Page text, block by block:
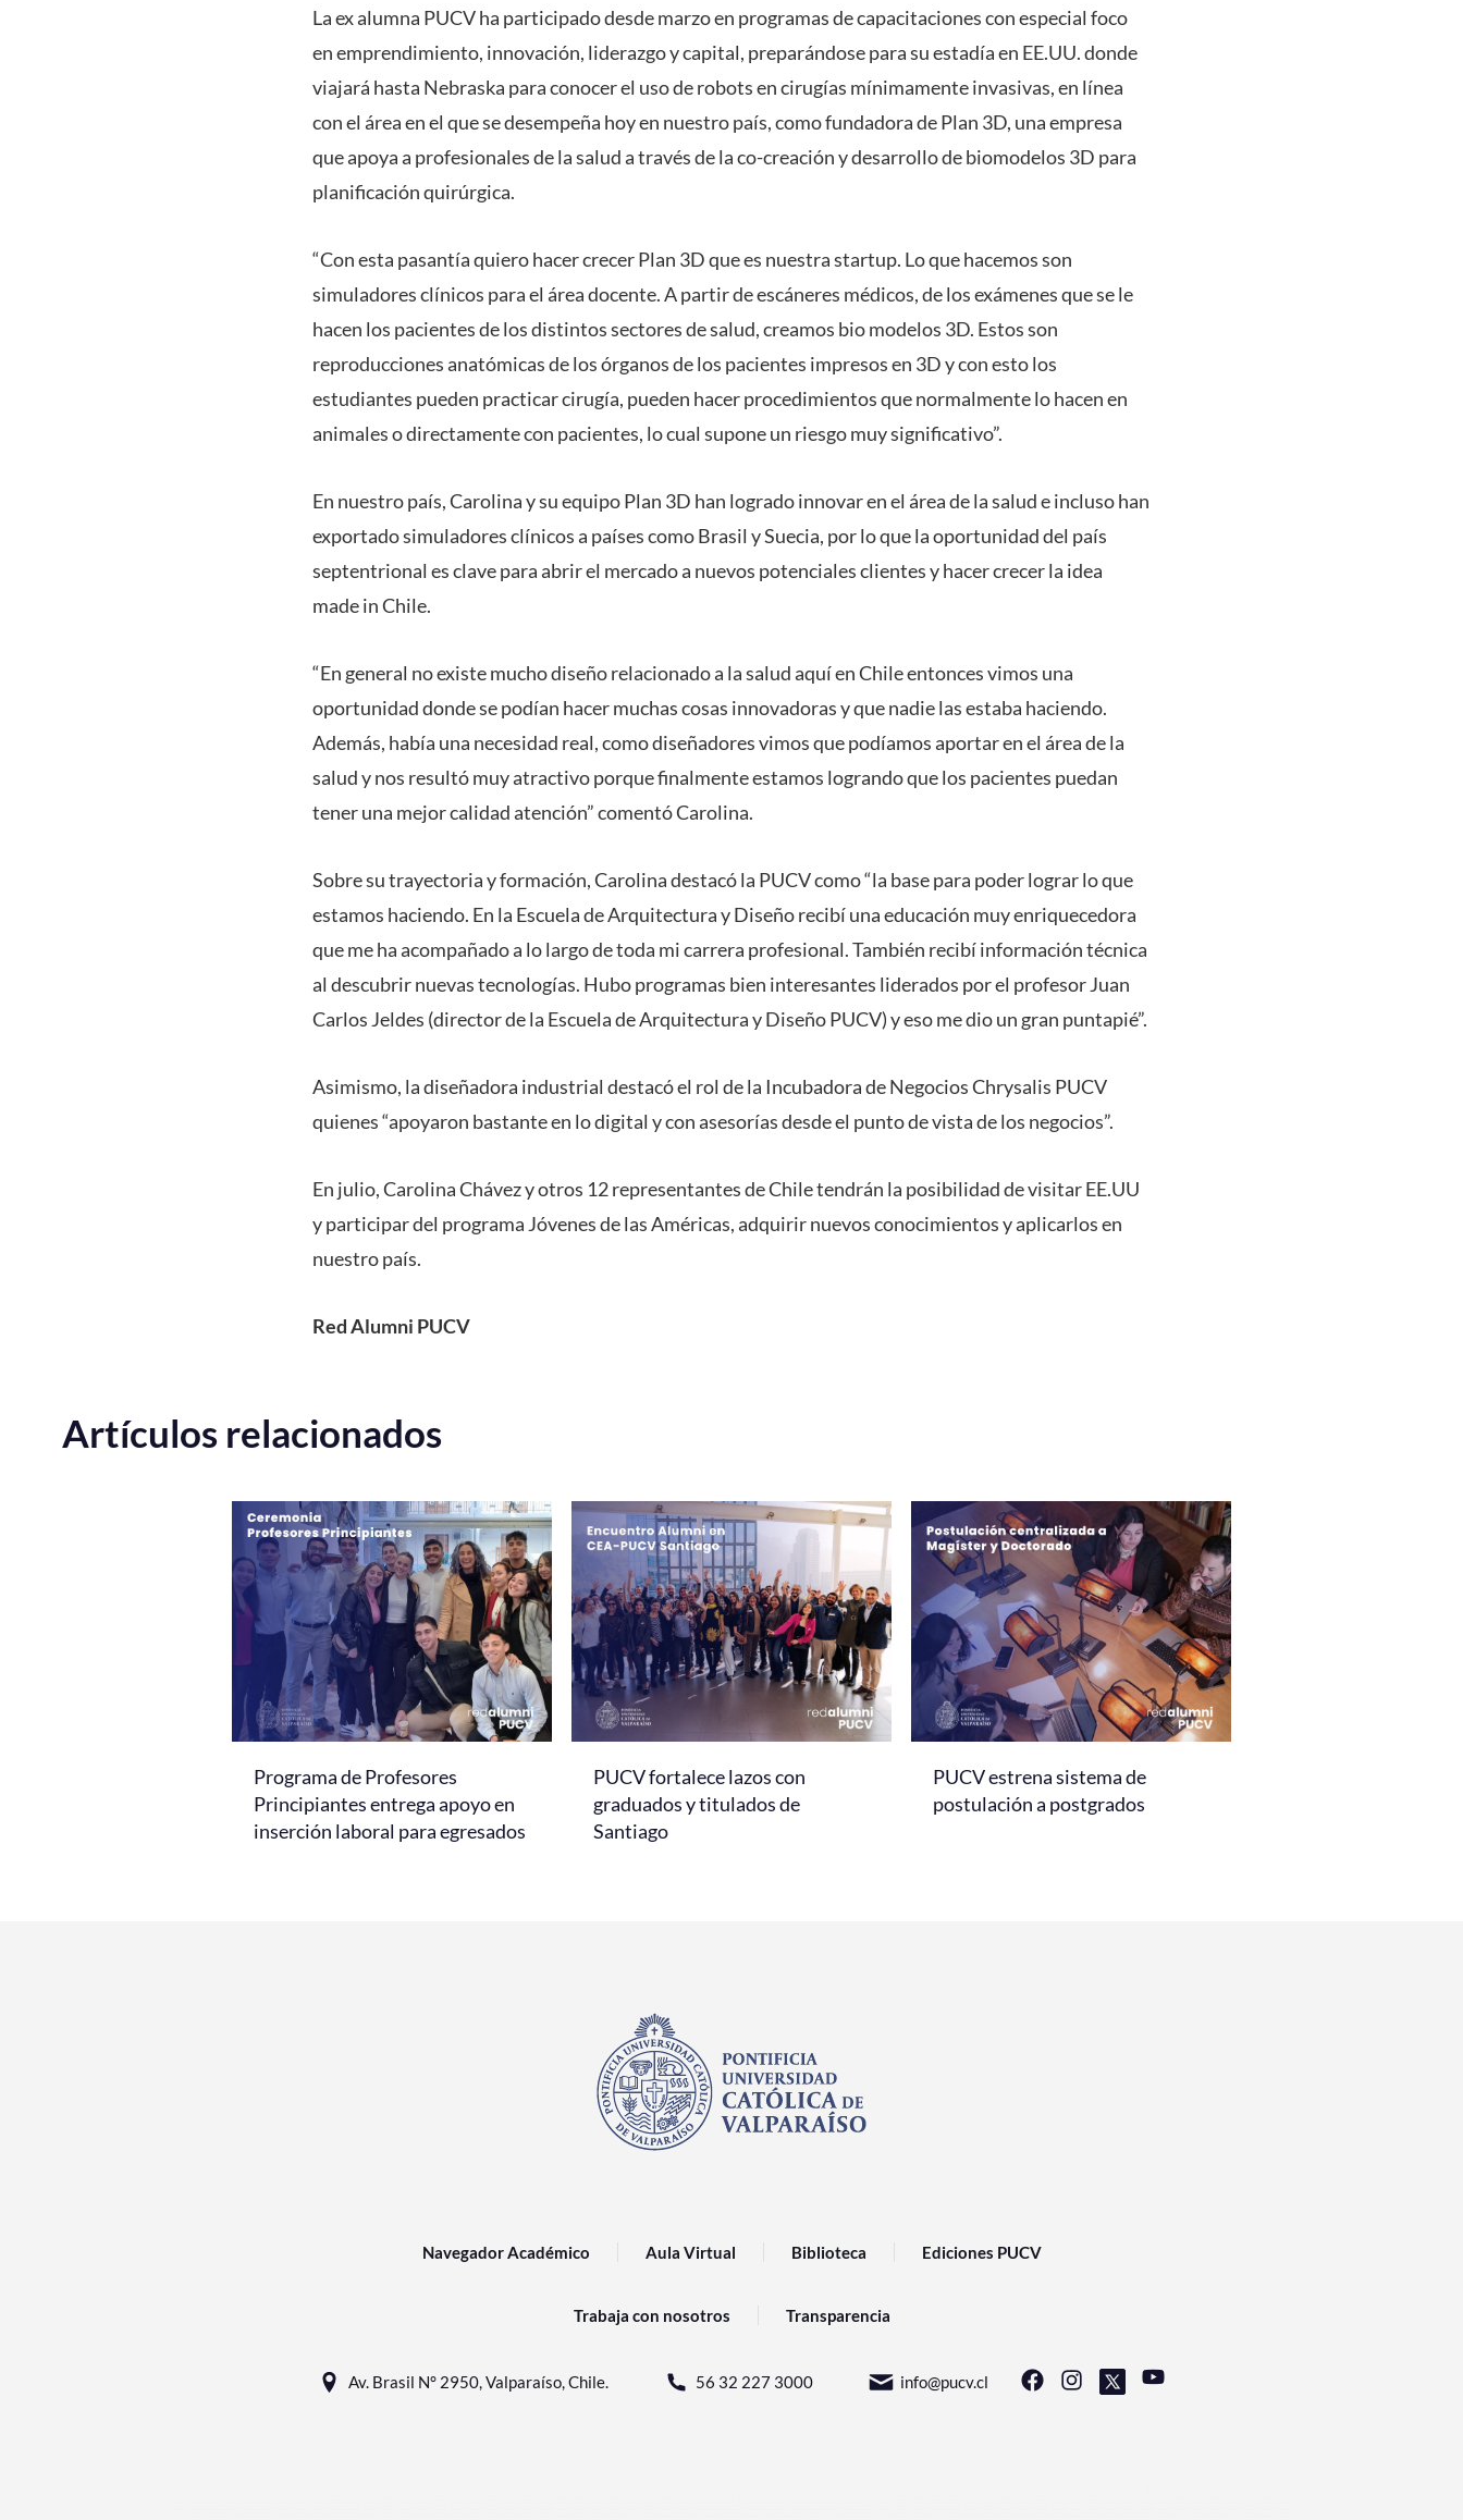
La ex alumna PUCV ha participado desde marzo en programas de capacitaciones con especial foco
en emprendimiento, innovación, liderazgo y capital, preparándose para su estadía en EE.UU. donde
viajará hasta Nebraska para conocer el uso de robots en cirugías mínimamente invasivas, en línea
con el área en el que se desempeña hoy en nuestro país, como fundadora de Plan 3D, una empresa
que apoya a profesionales de la salud a través de la co-creación y desarrollo de biomodelos 3D para
planificación quirúrgica.
“Con esta pasantía quiero hacer crecer Plan 3D que es nuestra startup. Lo que hacemos son
simuladores clínicos para el área docente. A partir de escáneres médicos, de los exámenes que se le
hacen los pacientes de los distintos sectores de salud, creamos bio modelos 3D. Estos son
reproducciones anatómicas de los órganos de los pacientes impresos en 3D y con esto los
estudiantes pueden practicar cirugía, pueden hacer procedimientos que normalmente lo hacen en
animales o directamente con pacientes, lo cual supone un riesgo muy significativo”.
En nuestro país, Carolina y su equipo Plan 3D han logrado innovar en el área de la salud e incluso han
exportado simuladores clínicos a países como Brasil y Suecia, por lo que la oportunidad del país
septentrional es clave para abrir el mercado a nuevos potenciales clientes y hacer crecer la idea
made in Chile.
“En general no existe mucho diseño relacionado a la salud aquí en Chile entonces vimos una
oportunidad donde se podían hacer muchas cosas innovadoras y que nadie las estaba haciendo.
Además, había una necesidad real, como diseñadores vimos que podíamos aportar en el área de la
salud y nos resultó muy atractivo porque finalmente estamos logrando que los pacientes puedan
tener una mejor calidad atención” comentó Carolina.
Sobre su trayectoria y formación, Carolina destacó la PUCV como “la base para poder lograr lo que
estamos haciendo. En la Escuela de Arquitectura y Diseño recibí una educación muy enriquecedora
que me ha acompañado a lo largo de toda mi carrera profesional. También recibí información técnica
al descubrir nuevas tecnologías. Hubo programas bien interesantes liderados por el profesor Juan
Carlos Jeldes (director de la Escuela de Arquitectura y Diseño PUCV) y eso me dio un gran puntapié”.
Asimismo, la diseñadora industrial destacó el rol de la Incubadora de Negocios Chrysalis PUCV
quienes “apoyaron bastante en lo digital y con asesorías desde el punto de vista de los negocios”.
En julio, Carolina Chávez y otros 12 representantes de Chile tendrán la posibilidad de visitar EE.UU
y participar del programa Jóvenes de las Américas, adquirir nuevos conocimientos y aplicarlos en
nuestro país.
Red Alumni PUCV
Artículos relacionados
Programa de Profesores
Principiantes entrega apoyo en
inserción laboral para egresados
PUCV fortalece lazos con
graduados y titulados de
Santiago
PUCV estrena sistema de
postulación a postgrados
Navegador Académico Aula Virtual Biblioteca Ediciones PUCV
Trabaja con nosotros Transparencia
Av. Brasil N° 2950, Valparaíso, Chile. 56 32 227 3000 info@pucv.cl